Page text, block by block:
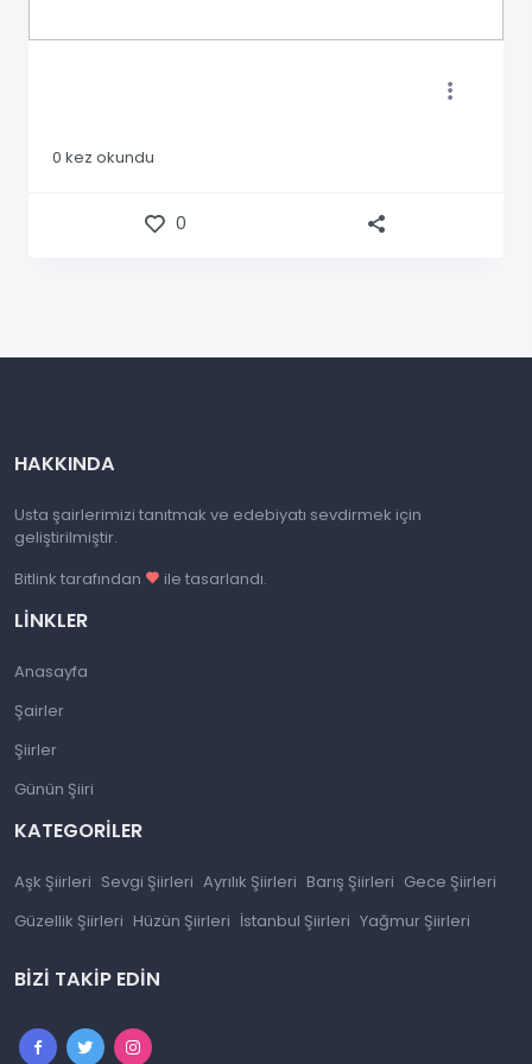
0 kez okundu
0
HAKKINDA
Usta şairlerimizi tanıtmak ve edebiyatı sevdirmek için
geliştirilmiştir.
Bitlink tarafından
ile tasarlandı.
LINKLER
Anasayfa
Şairler
Şiirler
Günün Şiiri
KATEGORILER
Aşk Şiirleri Sevgi Şiirleri Ayrılık Şiirleri Barış Şiirleri Gece Şiirleri
Güzellik Şiirleri Hüzün Şiirleri İstanbul Şiirleri Yağmur Şiirleri
BIZI TAKIP EDIN